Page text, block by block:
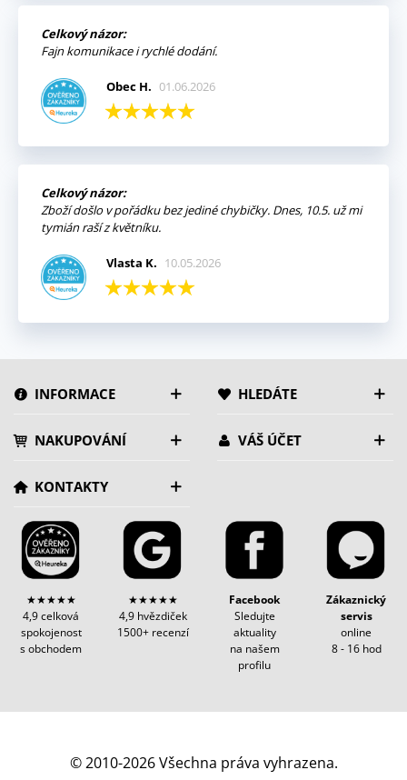
Celkový názor:
Fajn komunikace i rychlé dodání.
Obec H. 01.06.2026
Celkový názor:
Zboží došlo v pořádku bez jediné chybičky. Dnes, 10.5. už mi
tymián raší z květníku.
Vlasta K. 10.05.2026
INFORMACE HLEDÁTE
NAKUPOVÁNÍ VÁŠ ÚČET
KONTAKTY
★★★★★
4,9 celková
spokojenost
s obchodem
★★★★★
4,9 hvězdiček
1500+ recenzí
Facebook
Sledujte
aktuality
na našem
profilu
Zákaznický
servis
online
8 - 16 hod
© 2010-2026 Všechna práva vyhrazena.